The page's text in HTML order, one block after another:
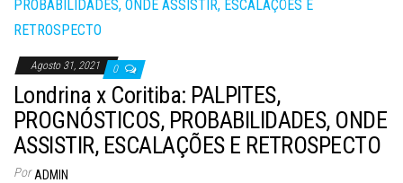
Agosto 31, 2021 0
Londrina x Coritiba: PALPITES,
PROGNÓSTICOS, PROBABILIDADES, ONDE
ASSISTIR, ESCALAÇÕES E RETROSPECTO
Por ADMIN